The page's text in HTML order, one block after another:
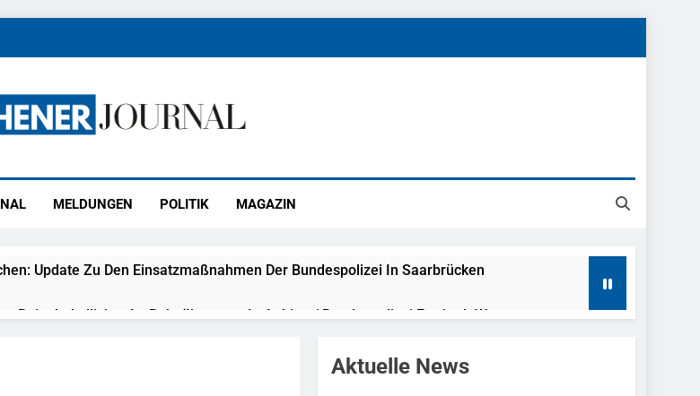
MELDUNGEN POLITIK MAGAZIN
Update Zu Den Einsatzmaßnahmen Der Bundespolizei In Saarbrücken
Beinahekollision An Bahnübergang In Aubing / Bundespolizei Ermittelt Wegen
Couragierte Zeugen Halten Tatverdächtigen Fest / Mann Nach Gleissturz Verletzt
Aktuelle News